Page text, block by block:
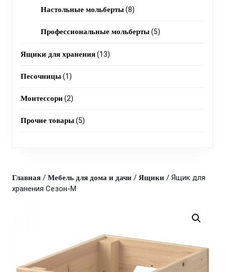
products
Настольные мольберты 88
products
Профессиональные мольберты 55
Ящики для хранения 1313
Песочницы 11
product
Монтессори 22
products
Прочие товары 55
Главная / Мебель для дома и дачи / Ящики / Ящик для
хранения Сезон-М